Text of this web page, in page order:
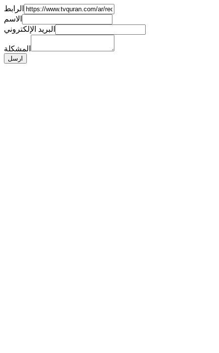
الرابط
الاسم
البريد الإلكتروني
المشكلة
ارسل